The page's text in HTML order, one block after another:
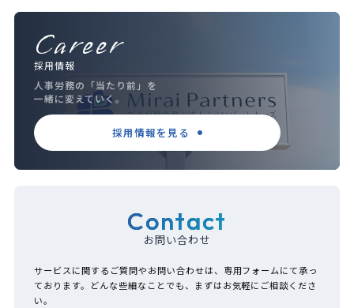
Career
採用情報
人事労務の「当たり前」を
一緒に変えていく。
採用情報を見る
Contact
お問い合わせ
サービスに関するご質問やお問い合わせは、専用フォームにて承っ
ております。どんな些細なことでも、まずはお気軽にご相談くださ
い。